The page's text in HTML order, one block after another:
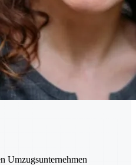
Umzugsunternehmen